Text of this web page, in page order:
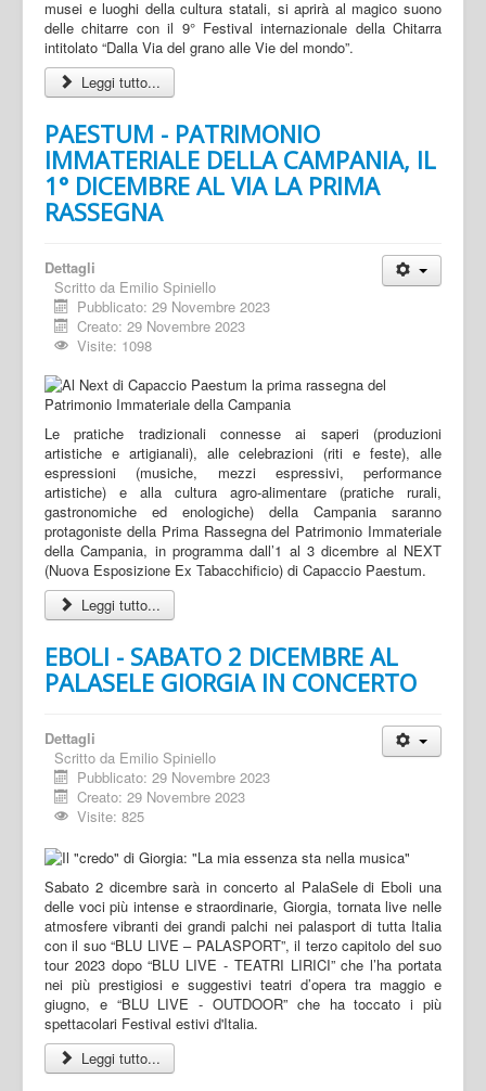
musei e luoghi della cultura statali, si aprirà al magico suono
delle chitarre con il 9° Festival internazionale della Chitarra
intitolato “Dalla Via del grano alle Vie del mondo”.
Leggi tutto...
PAESTUM - PATRIMONIO
IMMATERIALE DELLA CAMPANIA, IL
1° DICEMBRE AL VIA LA PRIMA
RASSEGNA
Dettagli
Scritto da Emilio Spiniello
Pubblicato: 29 Novembre 2023
Creato: 29 Novembre 2023
Visite: 1098
Le pratiche tradizionali connesse ai saperi (produzioni
artistiche e artigianali), alle celebrazioni (riti e feste), alle
espressioni (musiche, mezzi espressivi, performance
artistiche) e alla cultura agro-alimentare (pratiche rurali,
gastronomiche ed enologiche) della Campania saranno
protagoniste della Prima Rassegna del Patrimonio Immateriale
della Campania, in programma dall’1 al 3 dicembre al NEXT
(Nuova Esposizione Ex Tabacchificio) di Capaccio Paestum.
Leggi tutto...
EBOLI - SABATO 2 DICEMBRE AL
PALASELE GIORGIA IN CONCERTO
Dettagli
Scritto da Emilio Spiniello
Pubblicato: 29 Novembre 2023
Creato: 29 Novembre 2023
Visite: 825
Sabato 2 dicembre sarà in concerto al PalaSele di Eboli una
delle voci più intense e straordinarie, Giorgia, tornata live nelle
atmosfere vibranti dei grandi palchi nei palasport di tutta Italia
con il suo “BLU LIVE – PALASPORT”, il terzo capitolo del suo
tour 2023 dopo “BLU LIVE - TEATRI LIRICI” che l’ha portata
nei più prestigiosi e suggestivi teatri d’opera tra maggio e
giugno, e “BLU LIVE - OUTDOOR” che ha toccato i più
spettacolari Festival estivi d'Italia.
Leggi tutto...